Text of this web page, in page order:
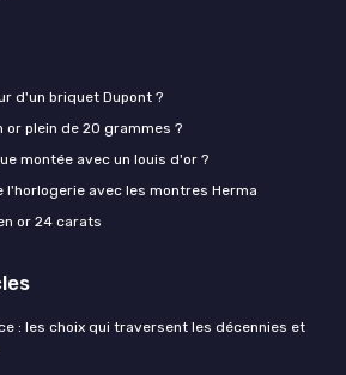
d'un briquet Dupont ?
or plein de 20 grammes ?
montée avec un louis d'or ?
l'horlogerie avec les montres Herma
or 24 carats
: les choix qui traversent les décennies et